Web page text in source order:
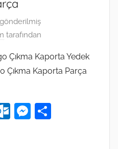
tarafından
Çıkma Kaporta Yedek
Çıkma Kaporta Parça
O
M